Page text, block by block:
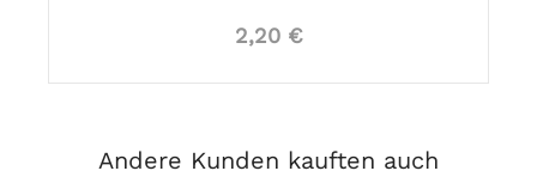
2,20 €
Andere Kunden kauften auch